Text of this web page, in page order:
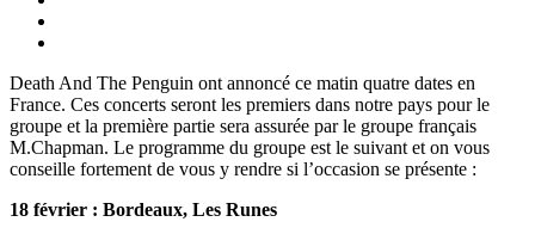
Death And The Penguin ont annoncé ce matin quatre dates en
France. Ces concerts seront les premiers dans notre pays pour le
groupe et la première partie sera assurée par le groupe français
M.Chapman. Le programme du groupe est le suivant et on vous
conseille fortement de vous y rendre si l’occasion se présente :
18 février : Bordeaux, Les Runes